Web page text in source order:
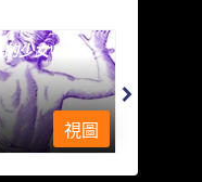
少女
視圖